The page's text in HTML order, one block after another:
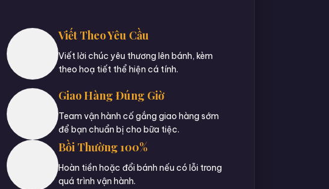
Viết Theo Yêu Cầu
Viết lời chúc yêu thương lên bánh, kèm
theo hoạ tiết thể hiện cá tính.
Giao Hàng Đúng Giờ
Team vận hành cố gắng giao hàng sớm
để bạn chuẩn bị cho bữa tiệc.
Bồi Thường 100%
Hoàn tiền hoặc đổi bánh nếu có lỗi trong
quá trình vận hành.